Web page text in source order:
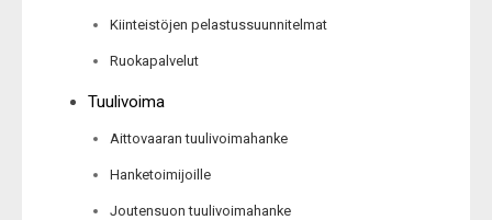
Kiinteistöjen pelastussuunnitelmat
Ruokapalvelut
Tuulivoima
Aittovaaran tuulivoimahanke
Hanketoimijoille
Joutensuon tuulivoimahanke